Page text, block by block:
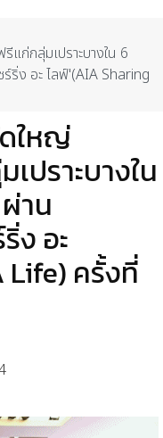
ก่กลุ่มเปราะบางใน 6
ร์ริ่ง อะ ไลฟ์'(AIA Sharing
ใหญ่
ปราะบางใน
าน
ง อะ
Life) ครั้งที่